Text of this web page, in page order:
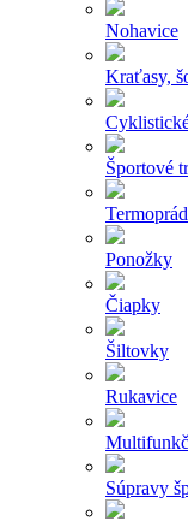
Nohavice
Kraťasy,
Športové
Ponožky
Čiapky
Šiltovky
Rukavice
Súpravy